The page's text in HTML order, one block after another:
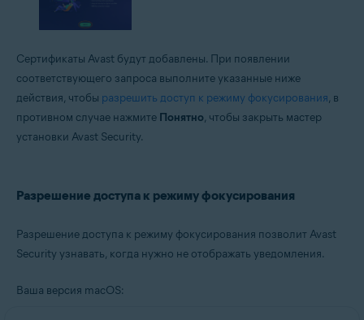
Сертификаты Avast будут добавлены. При появлении
соответствующего запроса выполните указанные ниже
действия, чтобы разрешить доступ к режиму фокусирования, в
противном случае нажмите Понятно, чтобы закрыть мастер
установки Avast Security.
Разрешение доступа к режиму фокусирования
Разрешение доступа к режиму фокусирования позволит Avast
Security узнавать, когда нужно не отображать уведомления.
Ваша версия macOS: